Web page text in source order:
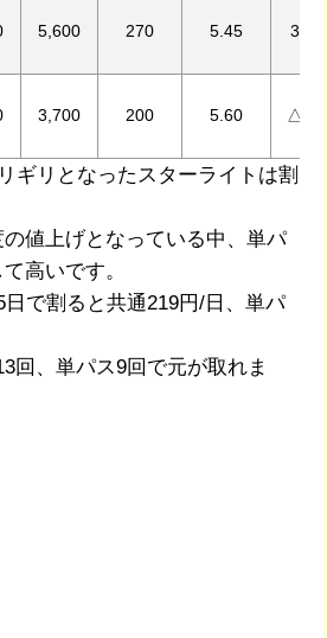
5,600 270 5.45 380
3,700 200 5.60 △70
ギリとなったスターライトは割
値上げとなっている中、単パ
高いです。
で割ると共通219円/日、単パ
回、単パス9回で元が取れま